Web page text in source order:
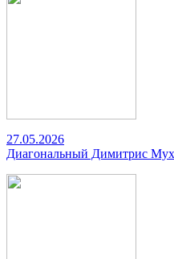
27.05.2026
Диагональный Димитрис